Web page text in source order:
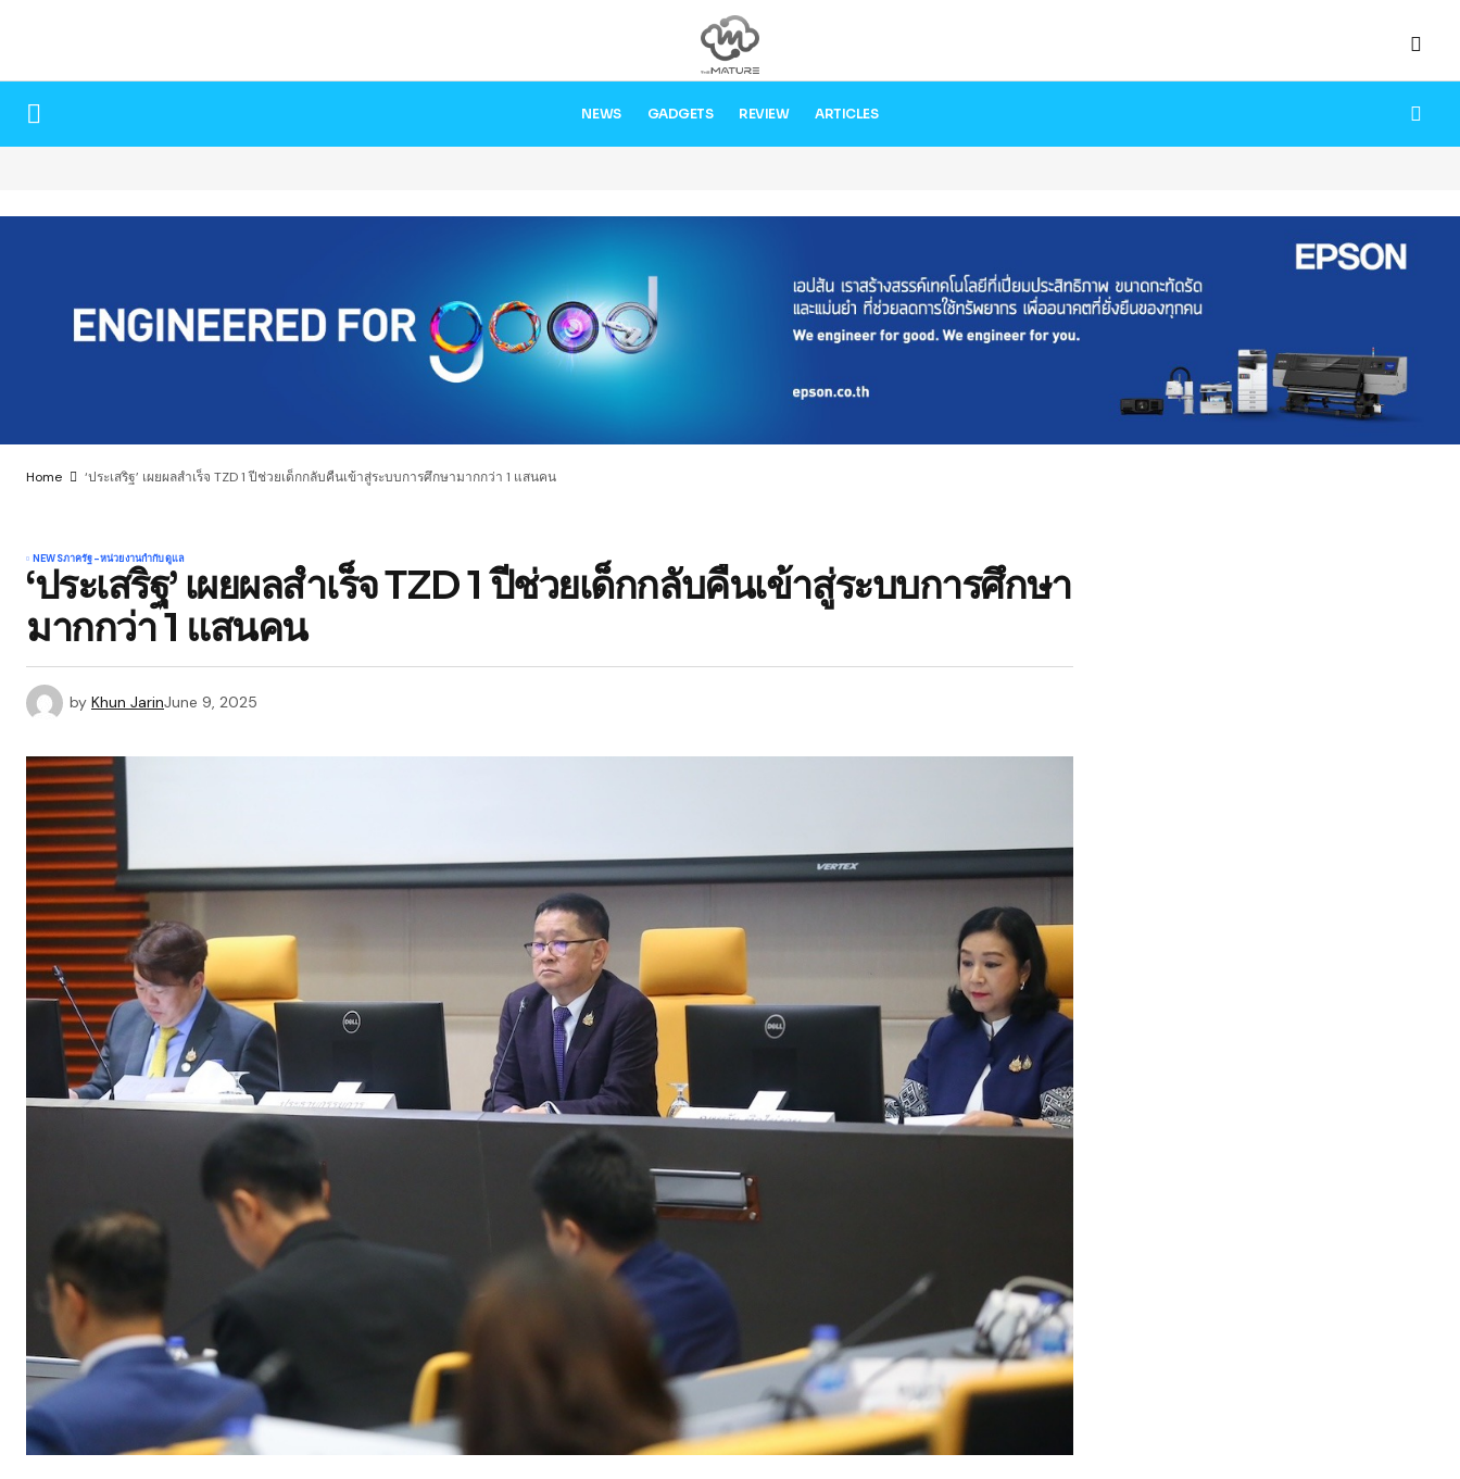
NEWS GADGETS REVIEW ARTICLES
Home ‘ประเสริฐ’ เผยผลสำเร็จ TZD 1 ปีช่วยเด็กกลับคืนเข้าสู่ระบบการศึกษามากกว่า 1 แสนคน
NEWSภาครัฐ-หน่วยงานกำกับดูแล
‘ประเสริฐ’ เผยผลสำเร็จ TZD 1 ปีช่วยเด็กกลับคืนเข้าสู่ระบบการศึกษา
มากกว่า 1 แสนคน
by Khun JarinJune 9, 2025